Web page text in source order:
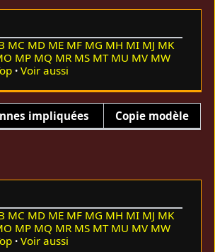
MC MD ME MF MG MH MI MJ MK
MP MQ MR MS MT MU MV MW
Voir aussi
impliquées Copie modèle
MC MD ME MF MG MH MI MJ MK
MP MQ MR MS MT MU MV MW
Voir aussi